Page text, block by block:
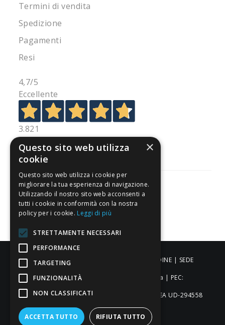
Termini di vendita
Spedizione
Pagamenti
Resi
4,7/5
Eccellente
3.821
Recensioni
Pagamenti sicuri
ALDIGIÙ S.R.L. | Via Cortazzis 15 33100 - UDINE | SEDE
OPERATIVA: Via del Progresso 3 - Padova | PEC:
aldigiusrl@pec.it | C.F. e P.IVA 02873920306 REA UD-294558
Capitale sociale: € 27.086,97
×
Questo sito web utilizza
cookie
Questo sito web utilizza i cookie per
migliorare la tua esperienza di navigazione.
Utilizzando il nostro sito web acconsenti a
tutti i cookie in conformità con la nostra
policy per i cookie. Leggi di più
STRETTAMENTE NECESSARI
PERFORMANCE
TARGETING
FUNZIONALITÀ
NON CLASSIFICATI
ACCETTA TUTTO RIFIUTA TUTTO